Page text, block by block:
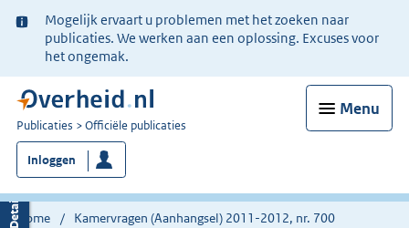
Ter
informatie:
Mogelijk ervaart u problemen met het zoeken naar
publicaties. We werken aan een oplossing. Excuses voor
het ongemak.
Menu
U
bent
nu
hier:
Publicaties Officiële publicaties
Inloggen
Home Kamervragen (Aanhangsel) 2011-2012, nr. 700